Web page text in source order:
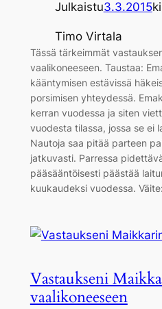
Julkaistu3.3.2015
Timo Virtala
Tässä tärkeimmät
vaalikoneeseen. Taustaa:
kääntymisen estävissä
porsimisen yhteydessä.
kerran vuodessa ja siten
vuodesta tilassa, jossa se ei
Nautoja saa pitää parteen
jatkuvasti. Parressa
pääsääntöisesti päästää
kuukaudeksi vuodessa.
Vastaukseni
vaalikoneeseen